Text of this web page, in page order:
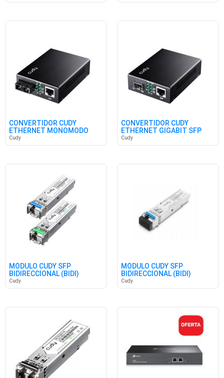
CONVERTIDOR CUDY
ETHERNET MONOMODO
10/100
Cudy
CONVERTIDOR CUDY
ETHERNET GIGABIT SFP
Cudy
MÓDULO CUDY SFP
BIDIRECCIONAL (BIDI)
Cudy
MÓDULO CUDY SFP
BIDIRECCIONAL (BIDI)
Cudy